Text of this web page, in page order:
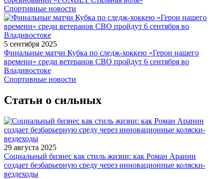
Спортивные новости
5 сентября 2025
Финальные матчи Кубка по следж-хоккею «Герои нашего
времени» среди ветеранов СВО пройдут 6 сентября во
Владивостоке
Спортивные новости
Статьи о сильных
29 августа 2025
Социальный бизнес как стиль жизни: как Роман Аранин
создает безбарьерную среду через инновационные коляски-
вездеходы